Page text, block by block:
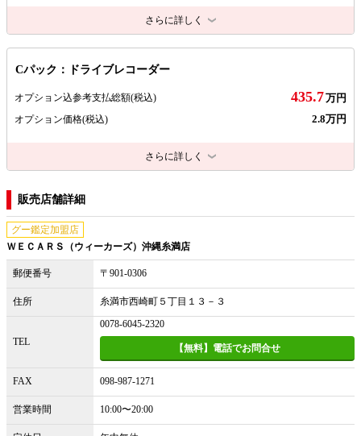
さらに詳しく
Cパック：ドライブレコーダー
オプション込参考支払総額(税込) 435.7万円
オプション価格(税込) 2.8万円
さらに詳しく
販売店舗詳細
グー鑑定加盟店
ＷＥＣＡＲＳ（ウィーカーズ）沖縄糸満店
郵便番号 〒901-0306
住所 糸満市西崎町５丁目１３－３
TEL
0078-6045-2320
【無料】電話でお問合せ
FAX 098-987-1271
営業時間 10:00〜20:00